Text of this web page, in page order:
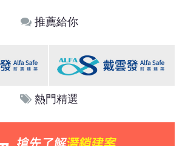
推薦給你
熱門精選